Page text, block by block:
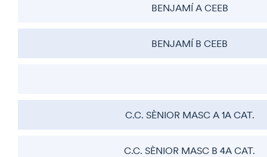
BENJAMÍ A CEEB
BENJAMÍ B CEEB
C.C. SÈNIOR MASC A 1A CAT.
C.C. SÈNIOR MASC B 4A CAT.